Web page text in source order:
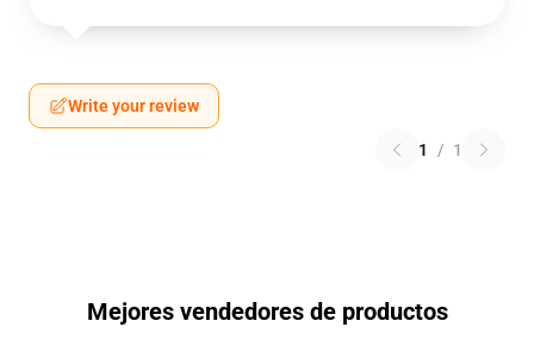
Write your review
1 / 1
Mejores vendedores de productos